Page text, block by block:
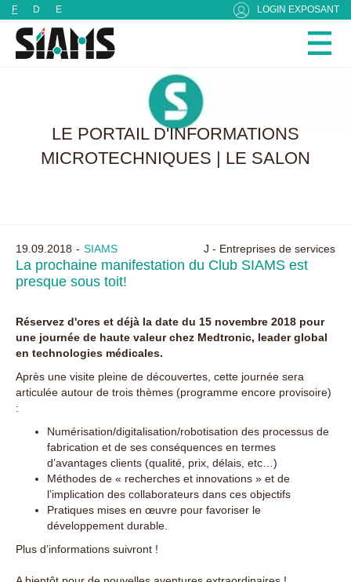
F D E LOGIN EXPOSANT
LE PORTAIL D'INFORMATIONS
MICROTECHNIQUES | LE SALON
19.09.2018 SIAMS J - Entreprises de services
La prochaine manifestation du Club SIAMS est
presque sous toit!
Réservez d'ores et déjà la date du 15 novembre 2018 pour
une journée de haute valeur chez Medtronic, leader global
en technologies médicales.
Après une visite pleine de découvertes, cette journée sera
articulée autour de trois thèmes (programme encore provisoire)
:
Numérisation/digitalisation/robotisation des processus de
fabrication et de ses conséquences en termes
d’avantages clients (qualité, prix, délais, etc…)
Méthodes de « recherches et innovations » et de
l’implication des collaborateurs dans ces objectifs
Pratiques mises en œuvre pour favoriser le
développement durable.
Plus d’informations suivront !
Panneau de gestion des cookies